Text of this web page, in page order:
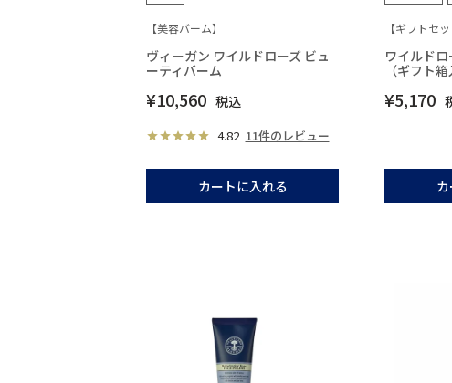
【美容バーム】
ヴィーガン ワイルドローズ ビュ
ーティバーム
¥10,560 税込
4.82 11件のレビュー
カートに入れる
【ギフトセッ
ワイルド
（ギフト
¥5,170